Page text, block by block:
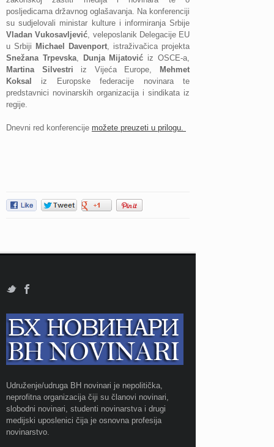
posljedicama državnog oglašavanja. Na konferenciji
su sudjelovali ministar kulture i informiranja Srbije
Vladan Vukosavljević, veleposlanik Delegacije EU
u Srbiji Michael Davenport, istraživačica projekta
Snežana Trpevska, Dunja Mijatović iz OSCE-a,
Martina Silvestri iz Vijeća Europe,
Mehmet
Koksal
iz Europske federacije novinara te
predstavnici novinarskih organizacija i sindikata iz
regije.
Dnevni red konferencije možete preuzeti u prilogu.
Udruženje/udruga BH novinari je nepolitička,
neprofitna organizacija čiji su članovi novinari,
slobodni novinari, studenti novinarstva i drugi
medijski uposlenici čija je osnovna profesija
novinarstvo.